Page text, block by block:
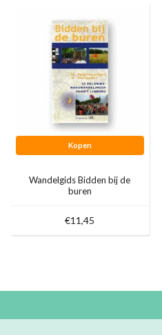
Kopen
Wandelgids Bidden bij de
buren
€11,45